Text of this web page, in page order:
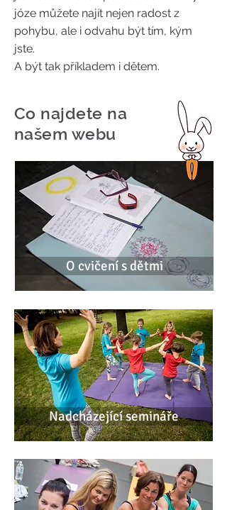
józe můžete najít nejen radost z
pohybu, ale i odvahu být tím, kým
jste.
A být tak příkladem i dětem.
Co najdete na
našem webu
O cvičení s dětmi
Nadcházející semináře